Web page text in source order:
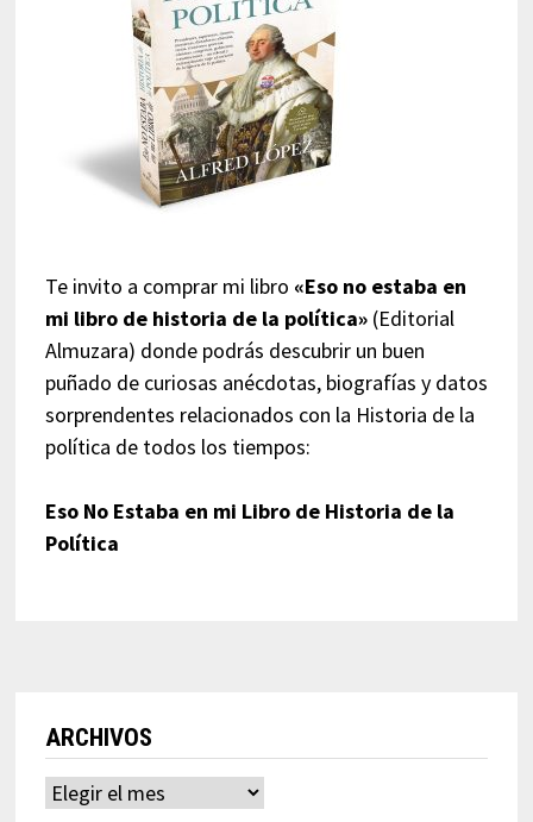
Te invito a comprar mi libro «Eso no estaba en
mi libro de historia de la política»(Editorial
Almuzara) donde podrás descubrir un buen
puñado de curiosas anécdotas, biografías y datos
sorprendentes relacionados con la Historia de la
política de todos los tiempos:
Eso No Estaba en mi Libro de Historia de la
Política
ARCHIVOS
Archivos